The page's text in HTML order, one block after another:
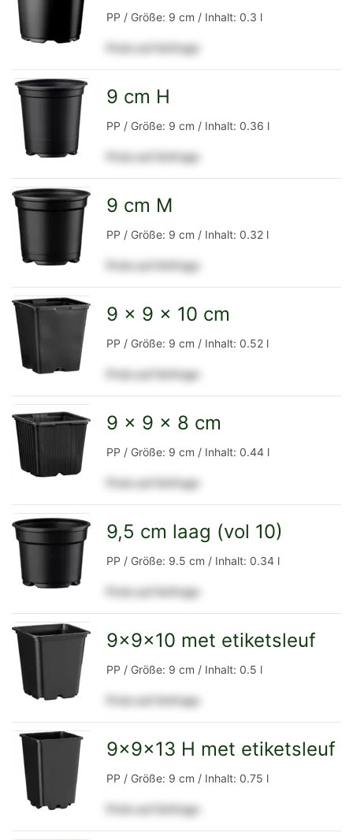
Detailseite
PP / Größe: 9 cm / Inhalt: 0.3 l
Preis auf Anfrage
Detailseite
9 cm H
PP / Größe: 9 cm / Inhalt: 0.36 l
Preis auf Anfrage
Detailseite
9 cm M
PP / Größe: 9 cm / Inhalt: 0.32 l
Preis auf Anfrage
Detailseite
9 x 9 x 10 cm
PP / Größe: 9 cm / Inhalt: 0.52 l
Preis auf Anfrage
Detailseite
9 x 9 x 8 cm
PP / Größe: 9 cm / Inhalt: 0.44 l
Preis auf Anfrage
Detailseite
9,5 cm laag (vol 10)
PP / Größe: 9.5 cm / Inhalt: 0.34 l
Preis auf Anfrage
Detailseite
9x9x10 met etiketsleuf
PP / Größe: 9 cm / Inhalt: 0.5 l
Preis auf Anfrage
9x9x13 H met etiketsleuf
PP / Größe: 9 cm / Inhalt: 0.75 l
Preis auf Anfrage